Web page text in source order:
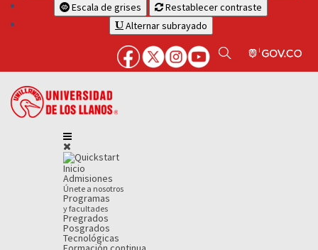
Escala de grises
Restablecer contraste
Alternar subrayado
Inicio
Admisiones
Únete a nosotros
Programas
y facultades
Pregrados
Posgrados
Tecnológicas